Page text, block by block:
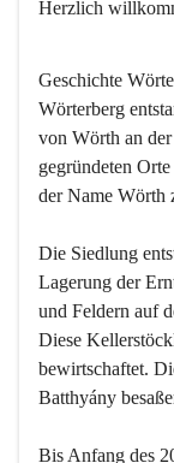
Herzlich
Geschichte
Wörterberg
von Wörth an
gegründeten
der Name Wörth
Die Siedlung
Lagerung der
und Feldern auf
Diese
bewirtschaftet.
Batthyány
Bis Anfang des